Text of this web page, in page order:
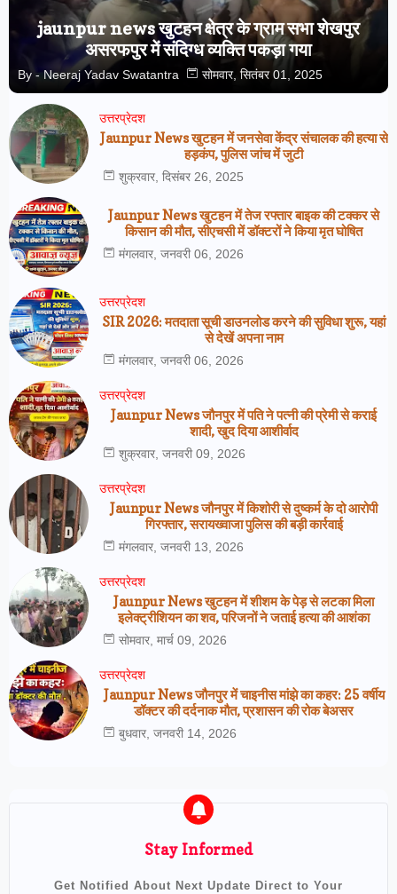
jaunpur news खुटहन क्षेत्र के ग्राम सभा शेखपुर
असरफपुर में संदिग्ध व्यक्ति पकड़ा गया
By - Neeraj Yadav Swatantra सोमवार, सितंबर 01, 2025
उत्तरप्रेदश
Jaunpur News खुटहन में जनसेवा केंद्र संचालक की हत्या से
हड़कंप, पुलिस जांच में जुटी
शुक्रवार, दिसंबर 26, 2025
Jaunpur News खुटहन में तेज रफ्तार बाइक की टक्कर से
किसान की मौत, सीएचसी में डॉक्टरों ने किया मृत घोषित
मंगलवार, जनवरी 06, 2026
उत्तरप्रेदश
SIR 2026: मतदाता सूची डाउनलोड करने की सुविधा शुरू, यहां
से देखें अपना नाम
मंगलवार, जनवरी 06, 2026
उत्तरप्रेदश
Jaunpur News जौनपुर में पति ने पत्नी की प्रेमी से कराई
शादी, खुद दिया आशीर्वाद
शुक्रवार, जनवरी 09, 2026
उत्तरप्रेदश
Jaunpur News जौनपुर में किशोरी से दुष्कर्म के दो आरोपी
गिरफ्तार, सरायख्वाजा पुलिस की बड़ी कार्रवाई
मंगलवार, जनवरी 13, 2026
उत्तरप्रेदश
Jaunpur News खुटहन में शीशम के पेड़ से लटका मिला
इलेक्ट्रीशियन का शव, परिजनों ने जताई हत्या की आशंका
सोमवार, मार्च 09, 2026
उत्तरप्रेदश
Jaunpur News जौनपुर में चाइनीस मांझे का कहर: 25 वर्षीय
डॉक्टर की दर्दनाक मौत, प्रशासन की रोक बेअसर
बुधवार, जनवरी 14, 2026
Stay Informed
Get Notified About Next Update Direct to Your